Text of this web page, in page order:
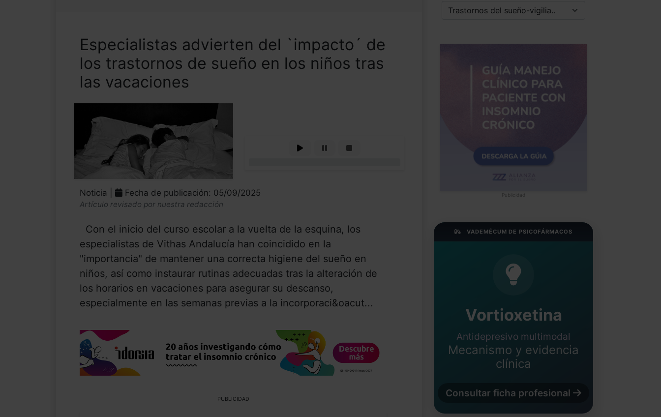
Especialistas advierten del `impacto´ de
los trastornos de sueño en los niños tras
las vacaciones
Noticia | Fecha de publicación: 05/09/2025
Artículo revisado por nuestra redacción
Con el inicio del curso escolar a la vuelta de la esquina, los
especialistas de Vithas Andalucía han coincidido en la
"importancia" de mantener una correcta higiene del sueño en
niños, así como instaurar rutinas adecuadas tras la alteración de
los horarios en vacaciones para asegurar su descanso,
especialmente en las semanas previas a la incorporaci&oacut...
PUBLICIDAD
Publicidad
VADEMÉCUM DE PSICOFÁRMACOS
Vortioxetina
Antidepresivo multimodal
Mecanismo y evidencia
clínica
Consultar ficha profesional